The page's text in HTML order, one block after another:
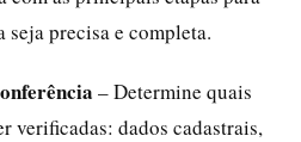
precisa e completa.
– Determine quais
verificadas: dados cadastrais,